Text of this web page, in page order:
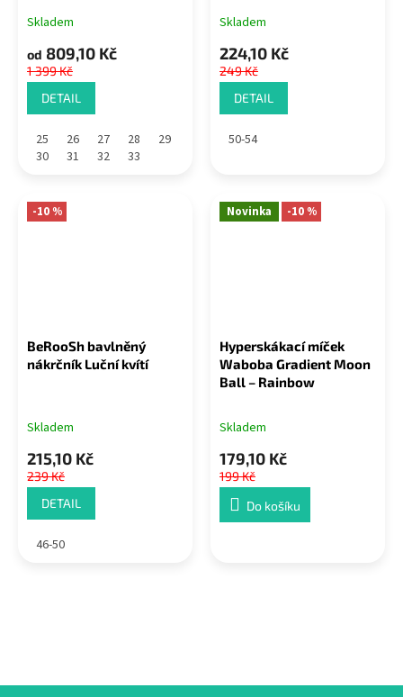
Skladem
od 809,10 Kč
1 399 Kč
DETAIL
25 26 27 28
29
30
31 32 33
Skladem
224,10 Kč
249 Kč
DETAIL
50-54
-10 %
BeRooSh bavlněný
nákrčník Luční kvítí
Skladem
215,10 Kč
239 Kč
DETAIL
46-50
Novinka -10 %
Hyperskákací míček
Waboba Gradient Moon
Ball – Rainbow
Skladem
179,10 Kč
199 Kč
Do košíku